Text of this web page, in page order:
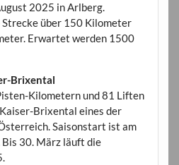
2025 in Arlberg.
über 150 Kilometer
Erwartet werden 1500
Brixental
Kilometern und 81 Liften
Brixental eines der
Saisonstart ist am
Bis 30. März läuft die